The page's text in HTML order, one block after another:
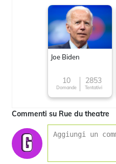
Joe Biden
10
Domande
2853
Tentativi
Commenti su Rue du theatre